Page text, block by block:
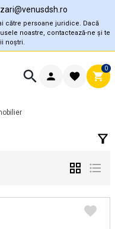
către persoane juridice. Dacă
noastre, contactează-ne și te
noștri.
0